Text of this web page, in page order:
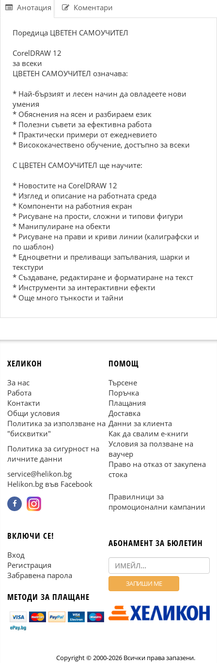
Анотация Коментари
Поредица ЦВЕТЕН САМОУЧИТЕЛ
CorelDRAW 12
за всеки
ЦВЕТЕН САМОУЧИТЕЛ означава:
* Най-бързият и лесен начин да овладеете нови
умения
* Обяснения на ясен и разбираем език
* Полезни съвети за ефективна работа
* Практически примери от ежедневието
* Висококачествено обучение, достъпно за всеки
С ЦВЕТЕН САМОУЧИТЕЛ ще научите:
* Новостите на CorelDRAW 12
* Изглед и описание на работната среда
* Компоненти на работния екран
* Рисуване на прости, сложни и типови фигури
* Манипулиране на обекти
* Рисуване на прави и криви линии (калиграфски и
по шаблон)
* Едноцветни и преливащи запълвания, шарки и
текстури
* Създаване, редактиране и форматиране на текст
* Инструменти за интерактивни ефекти
* Още много тънкости и тайни
ХЕЛИКОН
За нас
Работа
Контакти
Общи условия
Политика за използване на
"бисквитки"
Политика за сигурност на
личните данни
service@helikon.bg
Helikon.bg във Facebook
ПОМОЩ
Търсене
Поръчка
Плащания
Доставка
Данни за клиента
Как да свалим е-книги
Условия за ползване на
ваучер
Право на отказ от закупена
стока
Правилници за
промоционални кампании
ВКЛЮЧИ СЕ!
Вход
Регистрация
Забравена парола
МЕТОДИ ЗА ПЛАЩАНЕ
АБОНАМЕНТ ЗА БЮЛЕТИН
Copyright © 2000-2026 Всички права запазени.